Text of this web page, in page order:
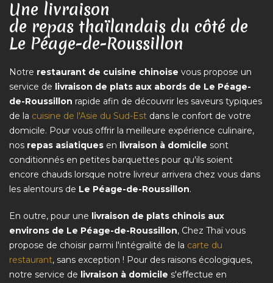
Une livraison
de repas thaïlandais du côté de
Le Péage-de-Roussillon
Notre restaurant de cuisine chinoise vous propose un
service de livraison de plats aux abords de Le Péage-
de-Roussillon rapide afin de découvrir les saveurs typiques
de la cuisine de l'Asie du Sud-Est dans le confort de votre
domicile. Pour vous offrir la meilleure expérience culinaire,
nos repas asiatiques en livraison à domicile sont
conditionnés en petites barquettes pour qu'ils soient
encore chauds lorsque notre livreur arrivera chez vous dans
les alentours de Le Péage-de-Roussillon.
En outre, pour une livraison de plats chinois aux
environs de Le Péage-de-Roussillon, Chez Thaï vous
propose de choisir parmi l'intégralité de la carte du
restaurant, sans exception ! Pour des raisons écologiques,
notre service de livraison à domicile s'effectue en